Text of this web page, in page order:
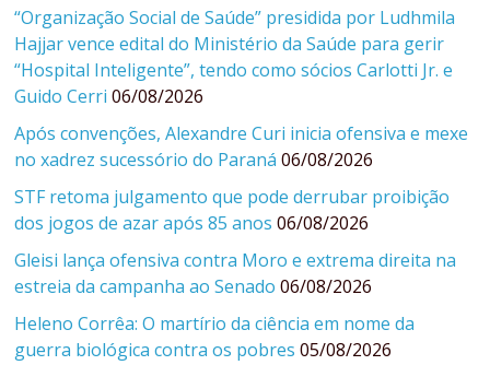
“Organização Social de Saúde” presidida por Ludhmila
Hajjar vence edital do Ministério da Saúde para gerir
“Hospital Inteligente”, tendo como sócios Carlotti Jr. e
Guido Cerri 06/08/2026
Após convenções, Alexandre Curi inicia ofensiva e mexe
no xadrez sucessório do Paraná 06/08/2026
STF retoma julgamento que pode derrubar proibição
dos jogos de azar após 85 anos 06/08/2026
Gleisi lança ofensiva contra Moro e extrema direita na
estreia da campanha ao Senado 06/08/2026
Heleno Corrêa: O martírio da ciência em nome da
guerra biológica contra os pobres 05/08/2026